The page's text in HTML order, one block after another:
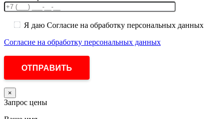
Я даю Согласие на обработку персональных данных
Согласие на обработку персональных данных
×
Запрос цены